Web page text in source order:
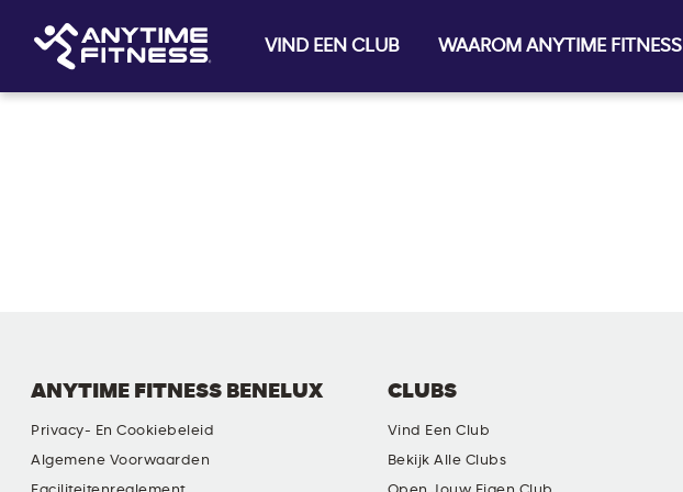
VIND EEN CLUB WAAROM ANYTIME FITNESS
ANYTIME FITNESS BENELUX
Privacy- En Cookiebeleid
Algemene Voorwaarden
CLUBS
Vind Een Club
Bekijk Alle Clubs